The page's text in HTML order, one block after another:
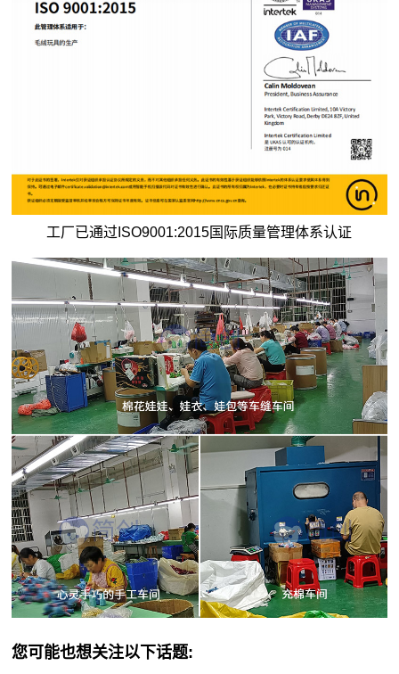
工厂已通过ISO9001:2015国际质量管理体系认证
您可能也想关注以下话题: